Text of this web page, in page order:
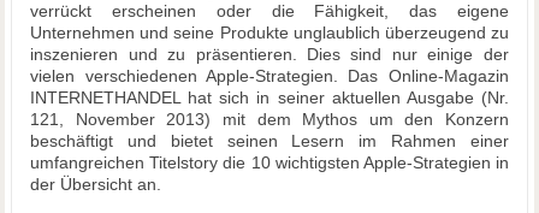
verrückt erscheinen oder die Fähigkeit, das eigene
Unternehmen und seine Produkte unglaublich überzeugend zu
inszenieren und zu präsentieren. Dies sind nur einige der
vielen verschiedenen Apple-Strategien. Das Online-Magazin
INTERNETHANDEL hat sich in seiner aktuellen Ausgabe (Nr.
121, November 2013) mit dem Mythos um den Konzern
beschäftigt und bietet seinen Lesern im Rahmen einer
umfangreichen Titelstory die 10 wichtigsten Apple-Strategien in
der Übersicht an.